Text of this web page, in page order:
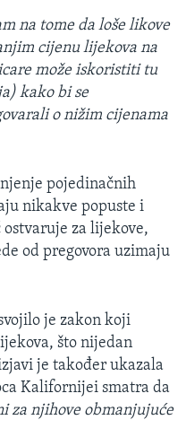
na tome da loše likove
cijenu lijekova na
može iskoristiti tu
kako bi se
o nižim cijenama
pojedinačnih
nikakve popuste i
za lijekove,
od pregovora uzimaju
je zakon koji
što nijedan
je također ukazala
Kalifornijei smatra da
za njihove obmanjujuće